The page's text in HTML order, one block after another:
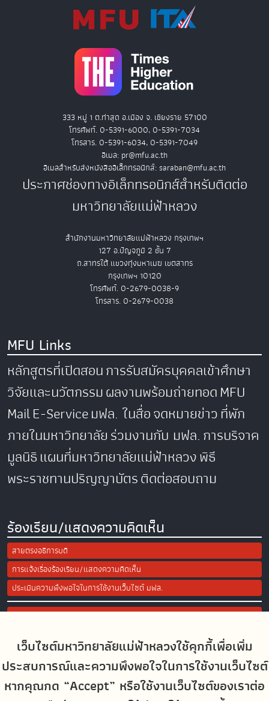
เว็บไซต์มหาวิทยาลัยแม่ฟ้าหลวงใช้คุกกี้เพื่อเพิ่ม
ประสบการณ์และความพึงพอใจในการใช้งานเว็บไซต์
หากคุณกด “Accept” หรือใช้งานเว็บไซต์ของเราต่อ
333 หมู่ 1 ต.ท่าสุด อ.เมือง จ. เชียงราย 57100
โทรศัพท์. 0-5391-6000, 0-5391-7034
โทรสาร. 0-5391-6034, 0-5391-7049
อีเมล: pr@mfu.ac.th
อีเมลสำหรับส่งหนังสืออิเล็กทรอนิกส์: saraban@mfu.ac.th
ประกาศช่องทางอิเล็กทรอนิกส์สำหรับติดต่อ
มหาวิทยาลัยแม่ฟ้าหลวง
สำนักงานมหาวิทยาลัยแม่ฟ้าหลวง กรุงเทพฯ
127 อ.ปัญจภูมิ 2 ชั้น 7
ถ.สาทรใต้ แขวงทุ่งมหาเมฆ เขตสาทร
กรุงเทพฯ 10120
โทรศัพท์. 0-2679-0038-9
โทรสาร. 0-2679-0038
MFU Links
หลักสูตรที่เปิดสอนการรับสมัครบุคคลเข้าศึกษา
วิจัยและนวัตกรรมผลงานพร้อมถ่ายทอดMFU
MailE-Serviceมฟล. ในสื่อจดหมายข่าวที่พัก
ภายในมหาวิทยาลัยร่วมงานกับ มฟล.การบริจาค
มูลนิธิแผนที่มหาวิทยาลัยแม่ฟ้าหลวงพิธี
พระราชทานปริญญาบัตรติดต่อสอบถาม
ร้องเรียน/แสดงความคิดเห็น
สายตรงอธิการบดี
การแจ้งเรื่องร้องเรียน/แสดงความคิดเห็น
ประเมินความพึงพอใจในการใช้งานเว็บไซต์ มฟล.
Site Map
Social Media